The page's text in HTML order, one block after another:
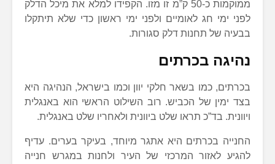
ממוקמות כ-50 ק”מ זו מזו. הקפידו למלא את מיכל הדלק
לפני ימי חג לאומיים ולפני ימי ראשון כדי שלא תיתקלו
בבעיה של תחנות דלק סגורות.
נהיגה בכרתים
בכרתים, כמו בשאר חלקי יוון וכמו בישראל, הנהיגה היא
בצד ימין של הכביש. רוב השילוט הראשי הוא באנגלית
ויוונית. בד”כ תראו שלט ביוונית ולאחריו שלט באנגלית.
החנייה בכרתים היא אתגר מיוחד, בעיקר בערים. עדיף
להגיע לאזור המרכזי של העיר ולחנות במגרש חנייה